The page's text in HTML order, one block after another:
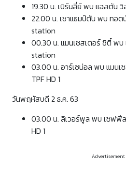
19.30 น. เบิร์นลี่ย์ พบ แอสตัน
22.00 น. เซาแธมป์ตัน พบ ทอ
station
00.30 น. แมนเชสเตอร์ ซิตี้ พบ
station
03.00 น. อาร์เซน่อล พบ แมนเ
TPF HD 1
วันพฤหัสบดี 2 ธ.ค. 63
03.00 น. ลิเวอร์พูล พบ เชฟฟี
HD 1
Advertisement